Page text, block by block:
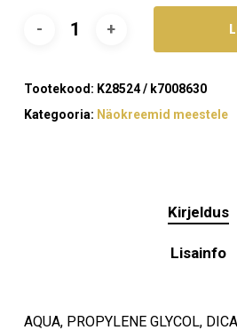
Tootekood: K28524 / k7008630
Kategooria: Näokreemid meestele
Kirjeldus
Lisainfo
AQUA, PROPYLENE GLYCOL,